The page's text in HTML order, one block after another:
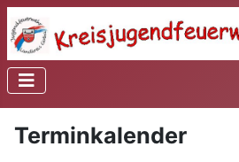
Terminkalender